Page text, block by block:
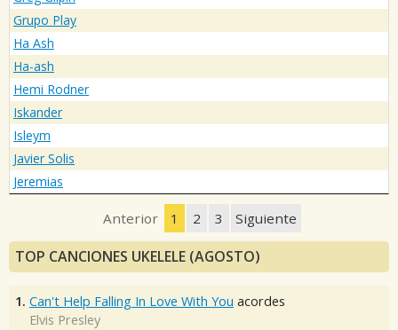
Grupo Play
Ha Ash
Ha-ash
Hemi Rodner
Iskander
Isleym
Javier Solis
Jeremias
Anterior 1 2 3 Siguiente
TOP CANCIONES UKELELE (AGOSTO)
1. Can't Help Falling In Love With You acordes
Elvis Presley